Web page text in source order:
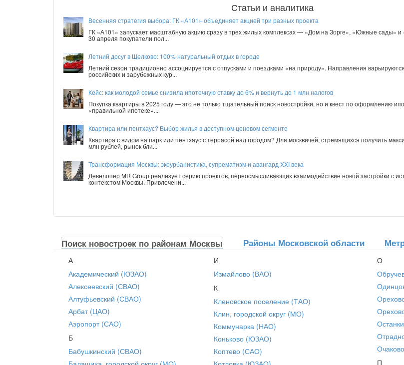
Статьи и аналитика
Весенняя стратегия выбора: ГК «А101» объединяет акцией три разных проекта
ГК «А101» запускает масштабную акцию сразу в трех жилых комплексах — «Дом на Зорге», «Южные сады»
30 апреля покупатели пол...
Летний досуг в Щелково: 100% натуральный отдых в городе
Летний сезон традиционно ассоциируется с отпусками и поездками «на природу». Направления
российских и зарубежных кур...
Кейс: как молодой семье снизила ипотечную ставку до 6% и вернуть до 1 млн налогов
Покупка квартиры в 2025 году — это не только тщательный поиск новостройки, но и квест по оформлению
«правильной ипотеке»...
Квартира или пентхаус? Выбор жилья в доступном ценовом сегменте
Квартира с видом на парк или пентхаус с террасой над городом? Для москвичей, стремящихся получить
млн рублей, рынок бли...
Трансформация Москвы: экоурбанистика, супрематизм и авангард XXI века
Девелопер MR Group реализует серию проектов, переосмысливающих взаимодействие новой застройки с
контекстом Москвы. Привлечени...
Поиск новостроек по районам Москвы Районы Московской области
А
Академический (ЮЗАО)
Алексеевский (СВАО)
Алтуфьевский (СВАО)
Арбат (ЦАО)
Аэропорт (САО)
Б
Бабушкинский (СВАО)
И
Измайлово (ВАО)
К
Кленовское поселение (ТАО)
Клин, городской округ (МО)
Коммунарка (НАО)
Коньково (ЮЗАО)
Коптево (САО)
О
П